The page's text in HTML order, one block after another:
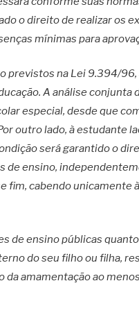
o direito de realizar os
mínimas para
previstos na Lei 9.394/96,
A análise conjunta
especial, desde que
outro lado, à estudante
será garantido o
ensino,
fim, cabendo unicamente
de ensino públicas
do seu filho ou filha,
amamentação ao